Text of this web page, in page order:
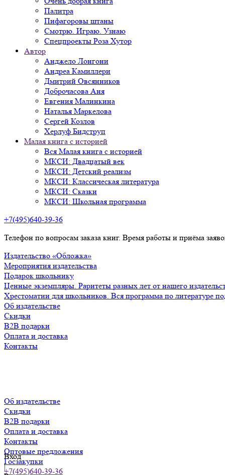
Палитра
Пифагоровы штаны
Смотрю. Играю. Узнаю
Спецпроекты Роза Хутор
Автор
Анджело Лонгони
Андреа Камиллери
Дмитрий Овсянников
Доброчасова Аня
Евгения Малинкина
Наталья Маркелова
Сергей Козлов
Херлуф Бидструп
Малая книга с историей
Вся Малая книга с историей
МКСИ: Двадцатый век
МКСИ: Детский реализм
МКСИ: Классическая литература
МКСИ: Сказки
МКСИ: Школьная программа
+7(495)640-39-36
Телефон по вопросам заказа книг. Время работы и приёма
Издательство «Обложка»
Мероприятия издательства
Подарок школьнику
Ценные экземпляры. Раритеты разных лет от нашего
Хрестоматии для школьников. Вся программа по литературе
Об издательстве
Скидки
B2B подарки
Оплата и доставка
Контакты
Об издательстве
Скидки
B2B подарки
Оплата и доставка
Контакты
Оптовые предложения
Госзакупки
+7(495)640-39-36
Вход
|